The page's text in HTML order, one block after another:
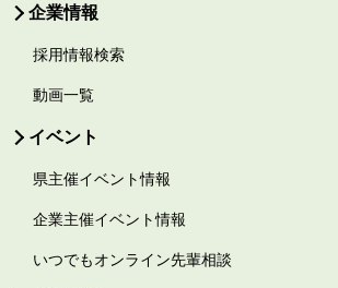
企業情報
採用情報検索
動画一覧
イベント
県主催イベント情報
企業主催イベント情報
いつでもオンライン先輩相談